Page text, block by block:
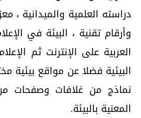
دراسته العلمية والميدانية ،
وأرقام تقنية ، البيئة في
العربية على الإنترنت ثم
البيئية فضلا عن مواقع بيئية
نماذج من غلافات وصفحات
المعنية بالبيئة.